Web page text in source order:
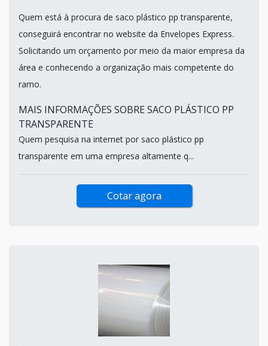
Quem está à procura de saco plástico pp transparente,
conseguirá encontrar no website da Envelopes Express.
Solicitando um orçamento por meio da maior empresa da
área e conhecendo a organização mais competente do
ramo.
MAIS INFORMAÇÕES SOBRE SACO PLÁSTICO PP
TRANSPARENTE
Quem pesquisa na internet por saco plástico pp
transparente em uma empresa altamente q...
Cotar agora